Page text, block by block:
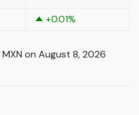
+0.01%
MXN on August 8, 2026